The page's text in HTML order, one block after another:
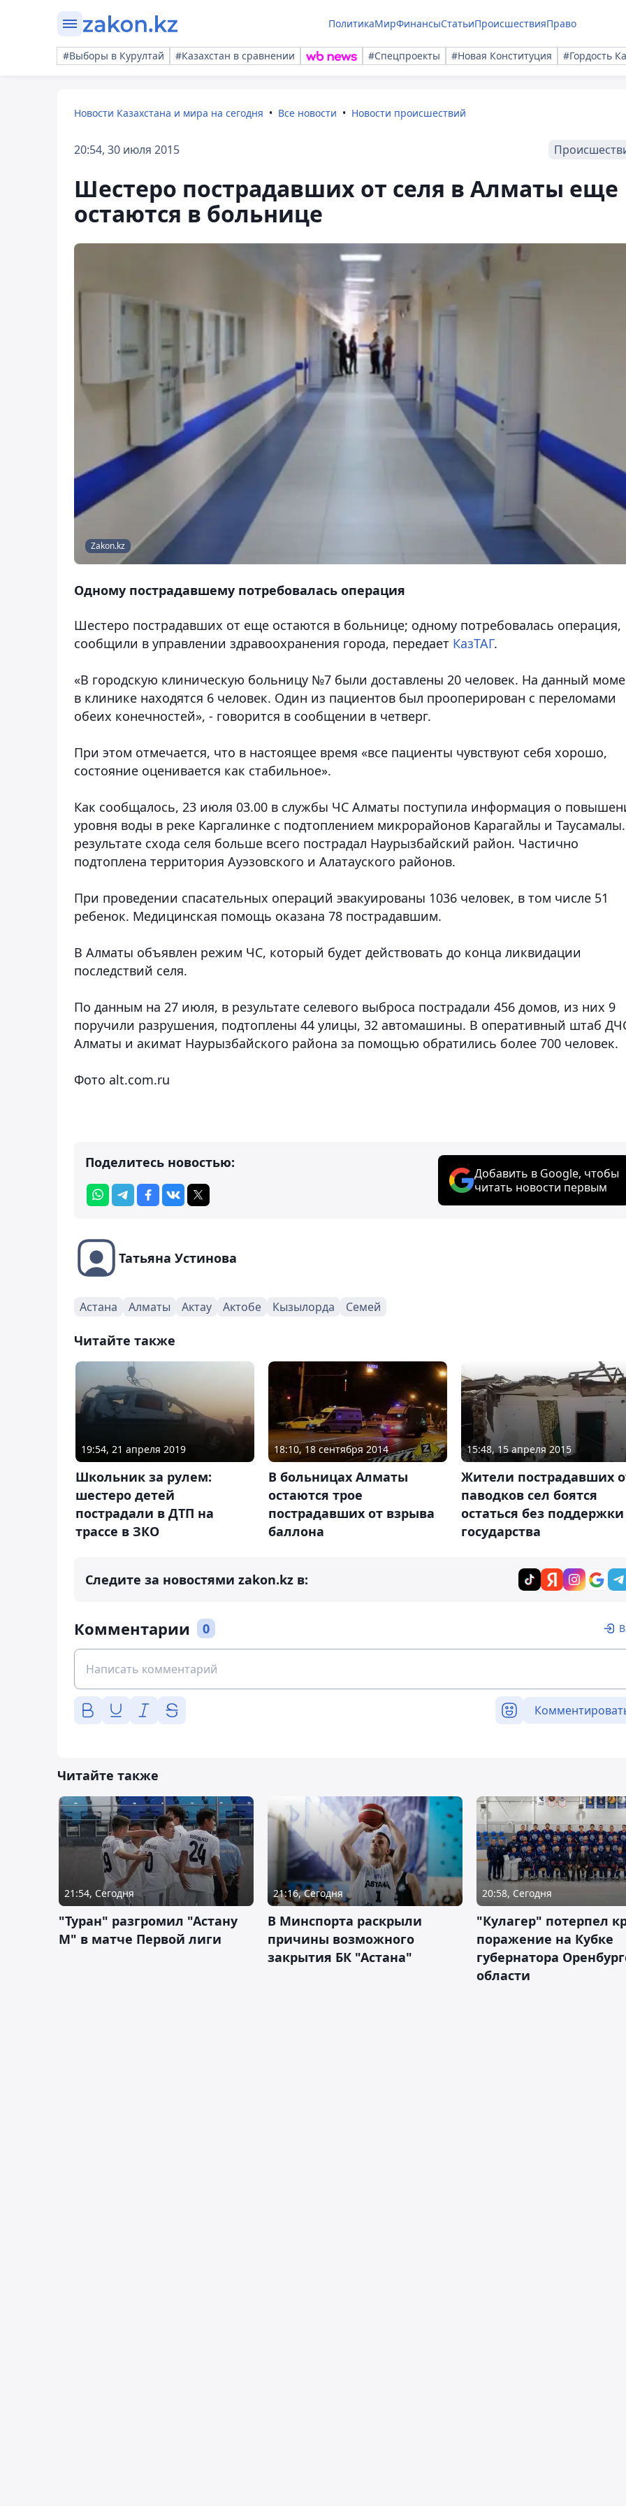
ПолитикаМирФинансыСтатьиПроисшествияПраво
#Выборы в Курултай #Казахстан в сравнении #Спецпроекты #Новая Конституция #Гордость
Новости Казахстана и мира на сегодня Все новости Новости происшествий
20:54, 30 июля 2015
Шестеро пострадавших от селя в Алматы еще
остаются в больнице
Zakon.kz
Одному пострадавшему потребовалась операция
Шестеро пострадавших от еще остаются в больнице; одному потребовалась операция,
сообщили в управлении здравоохранения города, передает КазТАГ.
«В городскую клиническую больницу №7 были доставлены 20 человек. На данный
в клинике находятся 6 человек. Один из пациентов был прооперирован с переломами
обеих конечностей», - говорится в сообщении в четверг.
При этом отмечается, что в настоящее время «все пациенты чувствуют себя хорошо,
состояние оценивается как стабильное».
Как сообщалось, 23 июля 03.00 в службы ЧС Алматы поступила информация о
уровня воды в реке Каргалинке с подтоплением микрорайонов Карагайлы и
результате схода селя больше всего пострадал Наурызбайский район. Частично
подтоплена территория Ауэзовского и Алатауского районов.
При проведении спасательных операций эвакуированы 1036 человек, в том числе 51
ребенок. Медицинская помощь оказана 78 пострадавшим.
В Алматы объявлен режим ЧС, который будет действовать до конца ликвидации
последствий селя.
По данным на 27 июля, в результате селевого выброса пострадали 456 домов, из них 9
поручили разрушения, подтоплены 44 улицы, 32 автомашины. В оперативный штаб
Алматы и акимат Наурызбайского района за помощью обратились более 700 человек.
Фото alt.com.ru
Поделитесь новостью:
Добавить в Google, чтобы
читать новости первым
Татьяна Устинова
Астана Алматы Актау Актобе Кызылорда Семей
Читайте также
19:54, 21 апреля 2019
Школьник за рулем:
шестеро детей
пострадали в ДТП на
трассе в ЗКО
18:10, 18 сентября 2014
В больницах Алматы
остаются трое
пострадавших от взрыва
баллона
15:48, 15 апреля 2015
Жители пострадавших
паводков сел боятся
остаться без поддержки
государства
Следите за новостями zakon.kz в:
Комментарии 0
Читайте также
21:54, Сегодня
"Туран" разгромил "Астану
М" в матче Первой лиги
21:16, Сегодня
В Минспорта раскрыли
причины возможного
закрытия БК "Астана"
20:58, Сегодня
"Кулагер" потерпел
поражение на Кубке
губернатора
области